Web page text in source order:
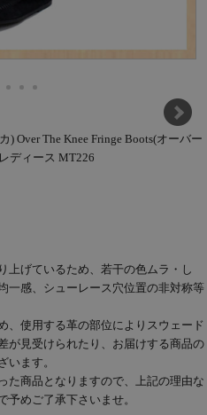
Over The Knee Fringe Boots(オーバー
ディース MT226
げているため、若干の色ムラ・し
一感、シューレース穴位置の非対称等
、使用する革の部位によりスウェード
が見受けられたり、お届けする商品の
います。
た商品となりますので、上記の理由な
予めご了承下さいませ。